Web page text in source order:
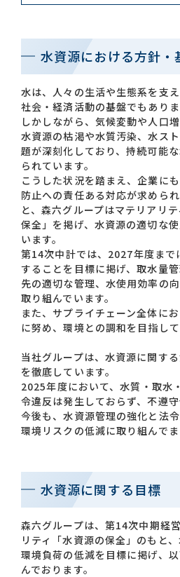
おすすめキーワード
#会社概要
#森六って何？
#グローバルネットワーク
#ダイバーシティ＆インクルー
水資源における方針・
水は、人々の生活や生態系を支え
社会・経済活動の基盤でもありま
しかしながら、気候変動や人口
水資源の枯渇や水質汚染、水ス
題が深刻化しており、持続可能
られています。
こうした状況を踏まえ、企業に
防止への責任ある対応が求めら
と、森六グループはマテリアリ
保全」を掲げ、水資源の適切な
います。
第14次中計では、2027年度まで
することを目標に掲げ、取水量
先の適切な管理、水使用効率の
取り組んでいます。
また、サプライチェーン全体に
に努め、環境との調和を目指して
当社グループは、水資源に関す
を徹底しています。
2025年度において、水質・取水
令違反は発生しておらず、不遵守
今後も、水資源管理の強化と法令
環境リスクの低減に取り組んでま
水資源に関する目標
森六グループは、第14次中期経
リティ「水資源の保全」のもと
環境負荷の低減を目標に掲げ、
んでおります。